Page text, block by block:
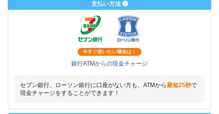
支払い方法 ❷
今すぐ使いたい場合は！
銀行ATMからの現金チャージ
セブン銀行、ローソン銀行に口座がない方も、ATMから最短25秒で
現金チャージをすることができます！